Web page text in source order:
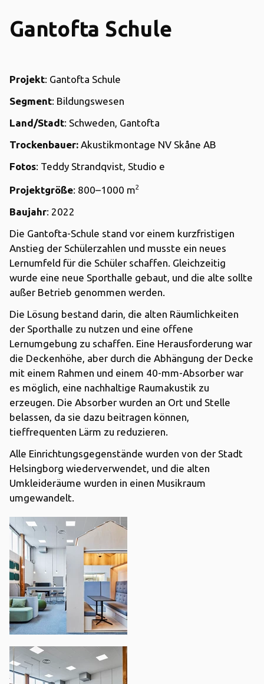
Gantofta Schule
Projekt: Gantofta Schule
Segment: Bildungswesen
Land/Stadt: Schweden, Gantofta
Trockenbauer: Akustikmontage NV Skåne AB
Fotos: Teddy Strandqvist, Studio e
Projektgröße: 800–1000 m2
Baujahr: 2022
Die Gantofta-Schule stand vor einem kurzfristigen
Anstieg der Schülerzahlen und musste ein neues
Lernumfeld für die Schüler schaffen. Gleichzeitig
wurde eine neue Sporthalle gebaut, und die alte sollte
außer Betrieb genommen werden.
Die Lösung bestand darin, die alten Räumlichkeiten
der Sporthalle zu nutzen und eine offene
Lernumgebung zu schaffen. Eine Herausforderung war
die Deckenhöhe, aber durch die Abhängung der Decke
mit einem Rahmen und einem 40-mm-Absorber war
es möglich, eine nachhaltige Raumakustik zu
erzeugen. Die Absorber wurden an Ort und Stelle
belassen, da sie dazu beitragen können,
tieffrequenten Lärm zu reduzieren.
Alle Einrichtungsgegenstände wurden von der Stadt
Helsingborg wiederverwendet, und die alten
Umkleideräume wurden in einen Musikraum
umgewandelt.